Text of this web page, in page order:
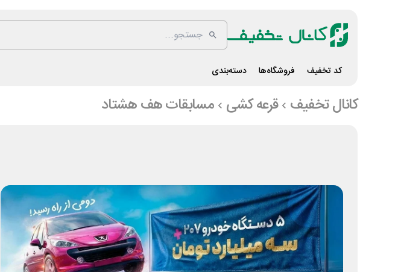
کد تخفیف فروشگاه‌ها دسته‌بندی
کانال تخفیف قرعه کشی مسابقات هف هشتاد